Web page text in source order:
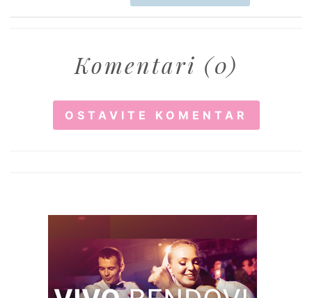
Komentari (0)
OSTAVITE KOMENTAR